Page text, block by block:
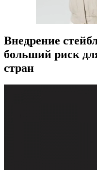
Внедрение
больший риск
стран